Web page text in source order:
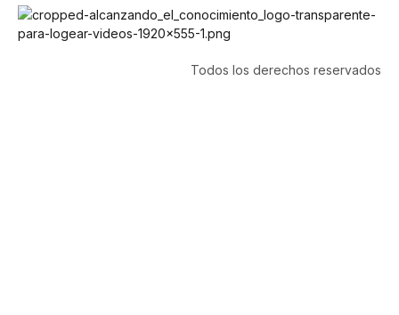
Todos los derechos reservados